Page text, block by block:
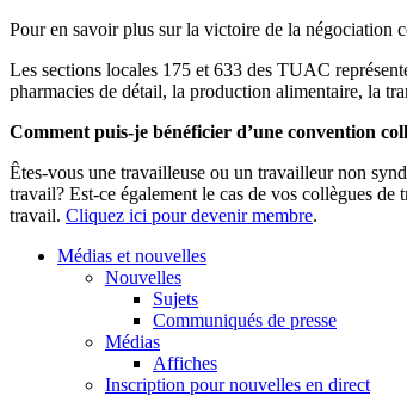
Pour en savoir plus sur la victoire de la négociation
Les sections locales 175 et 633 des TUAC
pharmacies de détail, la production alimentaire, la
Comment puis-je bénéficier d’une convention
Êtes-vous une travailleuse ou un travailleur non
travail? Est-ce également le cas de vos collègues
travail. Cliquez ici pour devenir membre.
Médias et nouvelles
Nouvelles
Sujets
Communiqués de presse
Médias
Affiches
Inscription pour nouvelles en direct